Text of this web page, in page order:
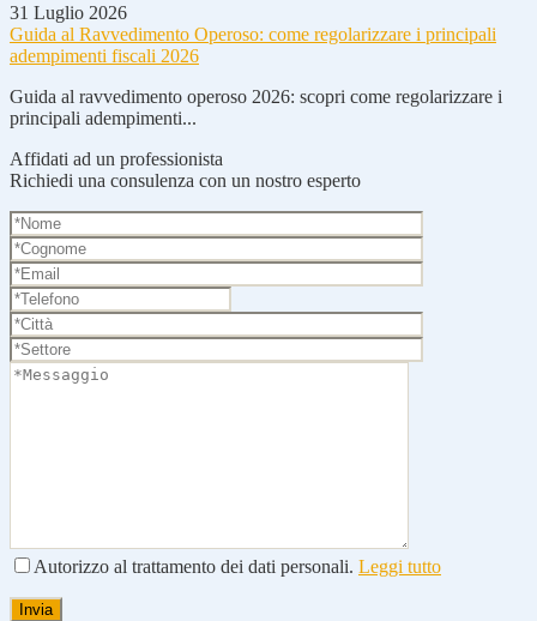
31 Luglio 2026
Guida al Ravvedimento Operoso: come regolarizzare i principali
adempimenti fiscali 2026
Guida al ravvedimento operoso 2026: scopri come regolarizzare i
principali adempimenti...
Affidati ad un professionista
Richiedi una consulenza con un nostro esperto
Autorizzo al trattamento dei dati personali. Leggi tutto